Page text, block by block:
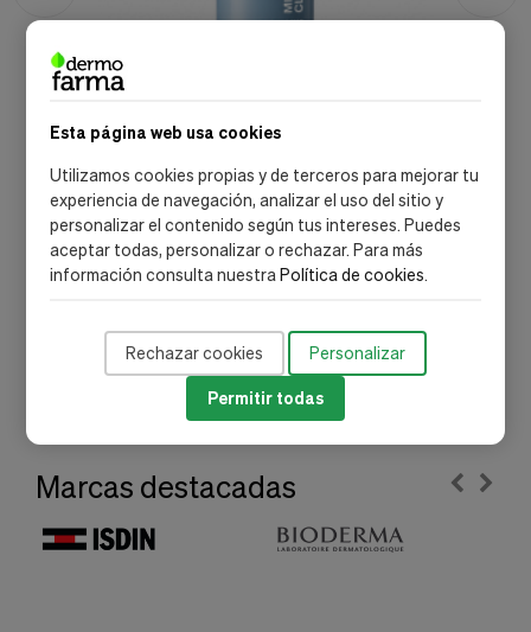
Esta página web usa cookies
Utilizamos cookies propias y de terceros para mejorar tu
experiencia de navegación, analizar el uso del sitio y
personalizar el contenido según tus intereses. Puedes
aceptar todas, personalizar o rechazar. Para más
información consulta nuestraPolítica de cookies.
Rechazar cookies Personalizar
Permitir todas
Skinclinic
Micellar Cloud Espuma Suave Hidratante, 150 ml. -
SkinClinic
Añadir
Marcas destacadas